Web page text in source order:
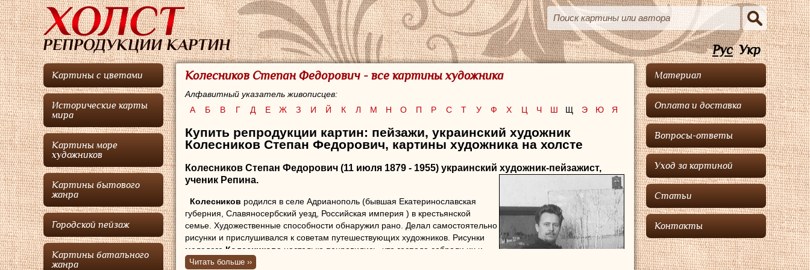
Рус Укр
Картины с цветами
Исторические карты
мира
Картины море
художников
Картины бытового
жанра
Городской пейзаж
Картины батального
жанра
Колесников Степан Федорович - все картины художника
Алфавитный указатель живописцев:
А
Б В Г Д Е Ж З И Й К Л М Н О П Р С Т У Ф Х Ц Ч Ш Щ Э Ю Я
Купить репродукции картин: пейзажи, украинский художник
Колесников Степан Федорович, картины художника на холсте
Колесников Степан Федорович (11 июля 1879 - 1955) украинский художник-пейзажист,
ученик Репина.
Колесников родился в селе Адрианополь (бывшая Екатеринославская
губерния, Славяносербский уезд, Российская империя ) в крестьянской
семье. Художественные способности обнаружил рано. Делал самостоятельно
рисунки и прислушивался к советам путешествующих художников. Рисунки
молодого Колесникова настолько понравились, что господа собрали их и
доставили в Нижний Новгород в 1896 года. Ярмарка состоялась и сельский
Читать больше ››
Материал
Оплата и доставка
Вопросы-ответы
Уход за картиной
Статьи
Контакты